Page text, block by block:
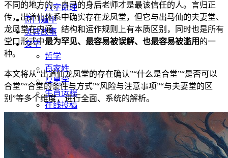
八字命理
奇门遁甲
灵异故事
文学
哲学
百家姓
厚黑学
生肖运程
在线投稿
联系我们
不同的地方的，自己的身后老师才是最该信任的人。言归正
传，出道仙体系中确实存在龙凤堂，但它与出马仙的夫妻堂、
龙凤堂在内涵、结构和运作规则上有本质区别，同时也是所有
堂口形式中最为罕见、最容易被误解、也最容易被滥用 的一
种。
本文将从“出道仙龙凤堂的存在确认”“什么是合堂”“是否可以
合堂”“合堂的条件与方式”“风险与注意事项”“与夫妻堂的区
别”等多个维度，进行全面、系统的解析。